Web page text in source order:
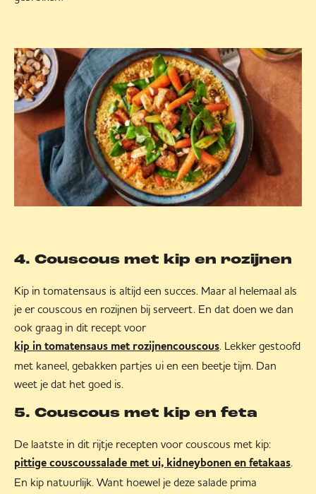
4. Couscous met kip en rozijnen
Kip in tomatensaus is altijd een succes. Maar al helemaal als
je er couscous en rozijnen bij serveert. En dat doen we dan
ook graag in dit recept voor
kip in tomatensaus met rozijnencouscous. Lekker gestoofd
met kaneel, gebakken partjes ui en een beetje tijm. Dan
weet je dat het goed is.
5. Couscous met kip en feta
De laatste in dit rijtje recepten voor couscous met kip:
pittige couscoussalade met ui, kidneybonen en fetakaas.
En kip natuurlijk. Want hoewel je deze salade prima